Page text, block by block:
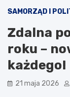
SAMORZĄD I
Zdalna
roku –
każdego!
21 maja 2026